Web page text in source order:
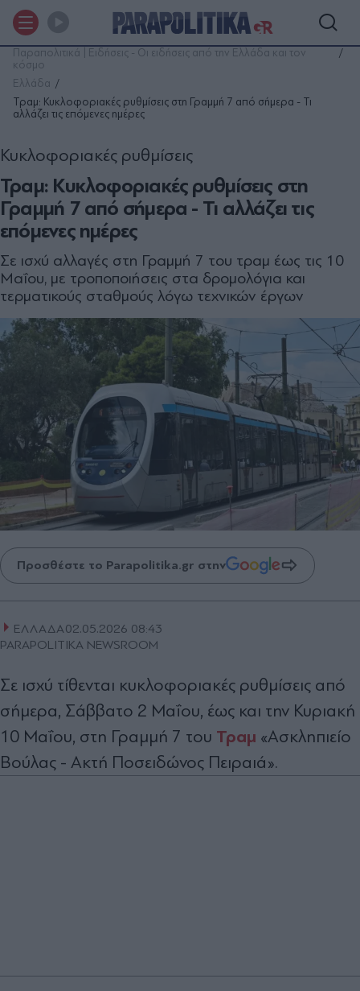
Παραπολιτικά | Ειδήσεις - Οι ειδήσεις από την Ελλάδα και τον
κόσμο
Ελλάδα
Τραμ: Κυκλοφοριακές ρυθμίσεις στη Γραμμή 7 από σήμερα - Τι
αλλάζει τις επόμενες ημέρες
Τραμ: Κυκλοφοριακές ρυθμίσεις στη
Γραμμή 7 από σήμερα - Τι αλλάζει τις
επόμενες ημέρες
Κυκλοφοριακές ρυθμίσεις
Σε ισχύ αλλαγές στη Γραμμή 7 του τραμ έως τις 10
Μαΐου, με τροποποιήσεις στα δρομολόγια και
τερματικούς σταθμούς λόγω τεχνικών έργων
Προσθέστε το Parapolitika.gr στην
ΕΛΛΑΔΑ02.05.2026 08:43
PARAPOLITIKA NEWSROOM
Σε ισχύ τίθενται κυκλοφοριακές ρυθμίσεις από
σήμερα, Σάββατο 2 Μαΐου, έως και την Κυριακή
10 Μαΐου, στη Γραμμή 7 του Τραμ «Ασκληπιείο
Βούλας - Ακτή Ποσειδώνος Πειραιά».